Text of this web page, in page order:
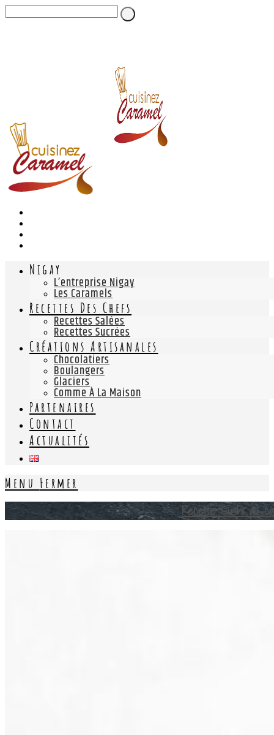
Nigay
L’entreprise Nigay
Les Caramels
Recettes Des Chefs
Recettes Salées
Recettes Sucrées
Créations Artisanales
Chocolatiers
Boulangers
Glaciers
Comme À La Maison
Partenaires
Contact
Actualités
Menu Fermer
Recette Sushi au